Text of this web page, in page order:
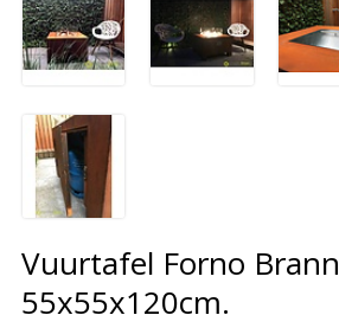
Vuurtafel Forno Brann
55x55x120cm.